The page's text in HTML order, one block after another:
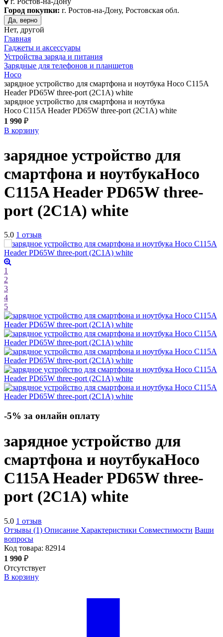
Город покупки: г. Ростов-на-Дону, Ростовская обл.
Да, верно
Нет, другой
Главная
Гаджеты и аксессуары
Устройства заряда и питания
Зарядные для телефонов и планшетов
Hoco
зарядное устройство для смартфона и ноутбука Hoco C115A
Header PD65W three-port (2C1A) white
зарядное устройство для смартфона и ноутбука
Hoco C115A Header PD65W three-port (2C1A) white
1 990 ₽
В корзину
зарядное устройство для
смартфона и ноутбукаHoco
C115A Header PD65W three-
port (2C1A) white
5.0 1 отзыв
1
2
3
4
5
-5% за онлайн оплату
зарядное устройство для
смартфона и ноутбукаHoco
C115A Header PD65W three-
port (2C1A) white
5.0 1 отзыв
Отзывы (1) Описание Характеристики Совместимости Ваши
вопросы
Код товара: 82914
1 990 ₽
Отсутствует
В корзину